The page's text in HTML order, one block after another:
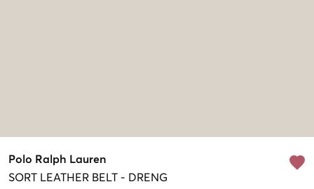
Polo Ralph Lauren
SORT LEATHER BELT - DRENG